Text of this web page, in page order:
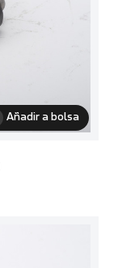
Añadir a bolsa